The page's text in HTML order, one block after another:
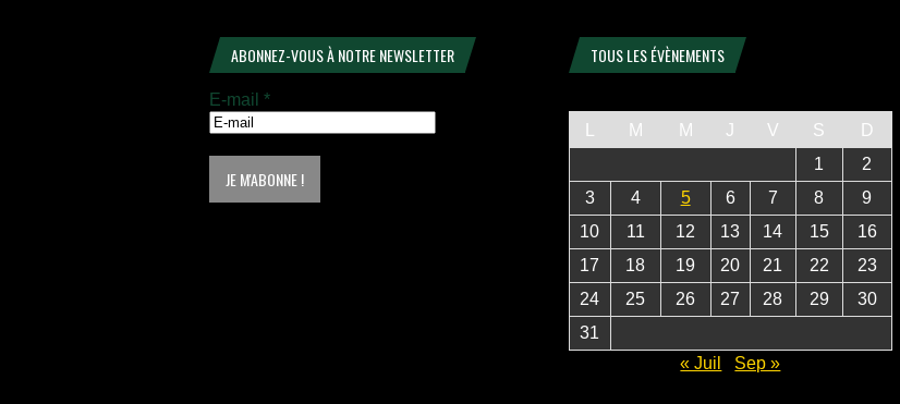
ABONNEZ-VOUS À NOTRE NEWSLETTER
E-mail *
TOUS LES ÉVÈNEMENTS
M M J V S
D
1
2
3
4 5 6 7 8
9
10
11 12 13 14 15
16
17
18 19 20 21 22
23
24
25 26 27 28 29
30
31
« Juil
Sep »